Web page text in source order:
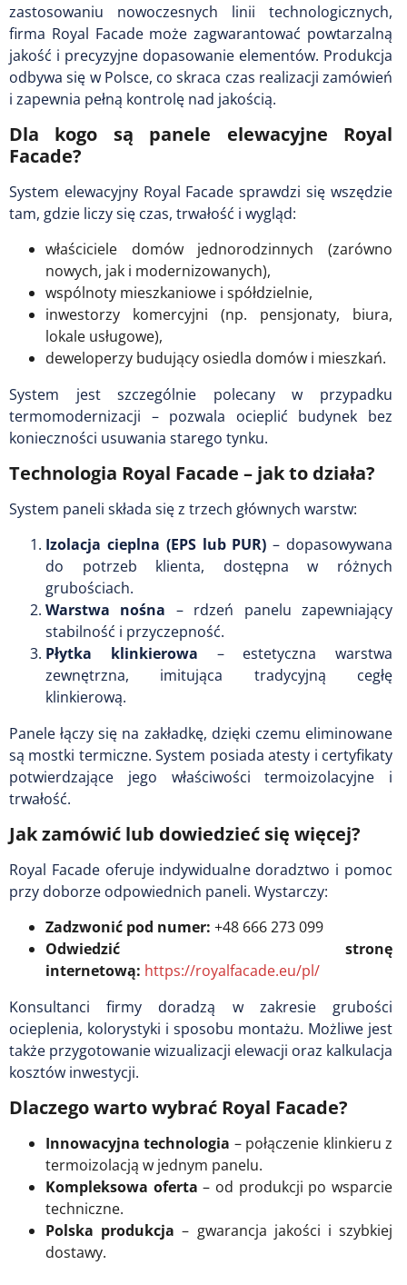
zastosowaniu nowoczesnych linii technologicznych,
firma Royal Facade może zagwarantować powtarzalną
jakość i precyzyjne dopasowanie elementów. Produkcja
odbywa się w Polsce, co skraca czas realizacji zamówień
i zapewnia pełną kontrolę nad jakością.
Dla kogo są panele elewacyjne Royal
Facade?
System elewacyjny Royal Facade sprawdzi się wszędzie
tam, gdzie liczy się czas, trwałość i wygląd:
właściciele domów jednorodzinnych (zarówno
nowych, jak i modernizowanych),
wspólnoty mieszkaniowe i spółdzielnie,
inwestorzy komercyjni (np. pensjonaty, biura,
lokale usługowe),
deweloperzy budujący osiedla domów i mieszkań.
System jest szczególnie polecany w przypadku
termomodernizacji – pozwala ocieplić budynek bez
konieczności usuwania starego tynku.
Technologia Royal Facade – jak to działa?
System paneli składa się z trzech głównych warstw:
Izolacja cieplna (EPS lub PUR) – dopasowywana
do potrzeb klienta, dostępna w różnych
grubościach.
Warstwa nośna – rdzeń panelu zapewniający
stabilność i przyczepność.
Płytka klinkierowa
– estetyczna warstwa
zewnętrzna, imitująca tradycyjną cegłę
klinkierową.
Panele łączy się na zakładkę, dzięki czemu eliminowane
są mostki termiczne. System posiada atesty i certyfikaty
potwierdzające jego właściwości termoizolacyjne i
trwałość.
Jak zamówić lub dowiedzieć się więcej?
Royal Facade oferuje indywidualne doradztwo i pomoc
przy doborze odpowiednich paneli. Wystarczy:
Zadzwonić pod numer: +48 666 273 099
Odwiedzić stronę
internetową: https://royalfacade.eu/pl/
Konsultanci firmy doradzą w zakresie grubości
ocieplenia, kolorystyki i sposobu montażu. Możliwe jest
także przygotowanie wizualizacji elewacji oraz kalkulacja
kosztów inwestycji.
Dlaczego warto wybrać Royal Facade?
Innowacyjna technologia – połączenie klinkieru z
termoizolacją w jednym panelu.
Kompleksowa oferta – od produkcji po wsparcie
techniczne.
Polska produkcja – gwarancja jakości i szybkiej
dostawy.